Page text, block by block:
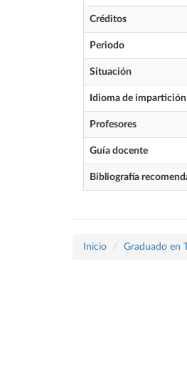
Créditos
Periodo
Situación
Idioma de impartición
Profesores
Guía docente
Bibliografía
Inicio Graduado en